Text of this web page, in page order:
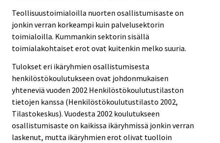
Teollisuustoimialoilla nuorten osallistumisaste on
jonkin verran korkeampi kuin palvelusektorin
toimialoilla. Kummankin sektorin sisällä
toimialakohtaiset erot ovat kuitenkin melko suuria.
Tulokset eri ikäryhmien osallistumisesta
henkilöstökoulutukseen ovat johdonmukaisen
yhteneviä vuoden 2002 Henkilöstökoulutustilaston
tietojen kanssa (Henkilöstökoulutustilasto 2002,
Tilastokeskus). Vuodesta 2002 koulutukseen
osallistumisaste on kaikissa ikäryhmissä jonkin verran
laskenut, mutta ikäryhmien erot olivat tuolloin